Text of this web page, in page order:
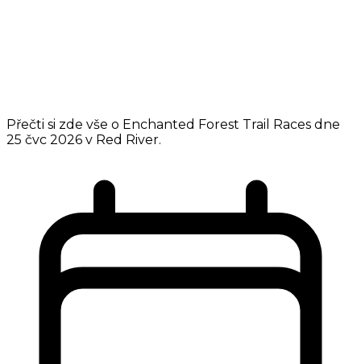
Přečti si zde vše o Enchanted Forest Trail Races dne
25 čvc 2026 v Red River.